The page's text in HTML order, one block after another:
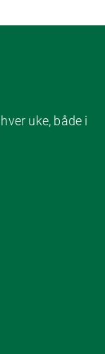
uke, både i